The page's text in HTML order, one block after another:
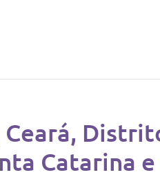
Catarina